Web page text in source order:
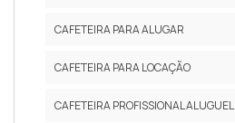
CAFETEIRA PARA ALUGAR
CAFETEIRA PARA LOCAÇÃO
CAFETEIRA PROFISSIONAL ALUGUEL